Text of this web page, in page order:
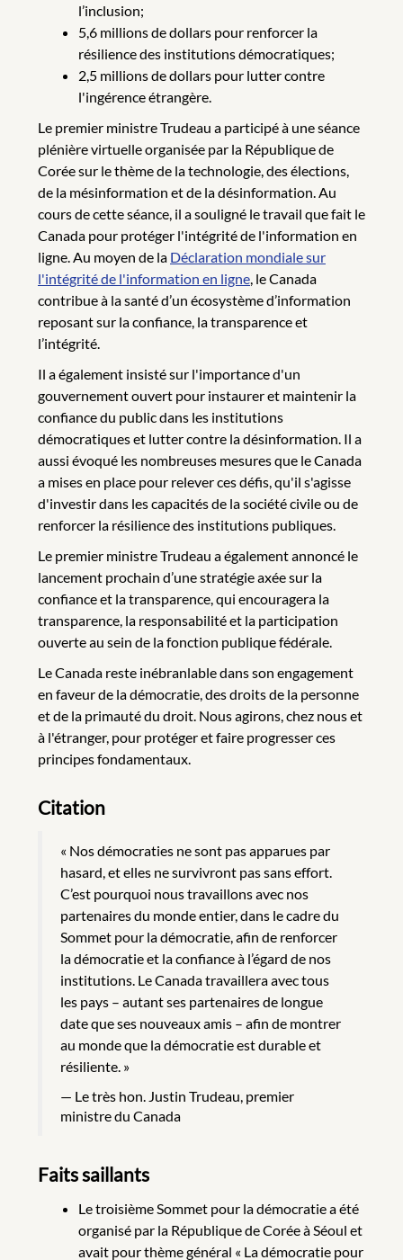
l’inclusion;
5,6 millions de dollars pour renforcer la
résilience des institutions démocratiques;
2,5 millions de dollars pour lutter contre
l'ingérence étrangère.
Le premier ministre Trudeau a participé à une séance
plénière virtuelle organisée par la République de
Corée sur le thème de la technologie, des élections,
de la mésinformation et de la désinformation. Au
cours de cette séance, il a souligné le travail que fait le
Canada pour protéger l'intégrité de l'information en
ligne. Au moyen de la Déclaration mondiale sur
l'intégrité de l'information en ligne , le Canada
contribue à la santé d’un écosystème d’information
reposant sur la confiance, la transparence et
l’intégrité.
Il a également insisté sur l'importance d'un
gouvernement ouvert pour instaurer et maintenir la
confiance du public dans les institutions
démocratiques et lutter contre la désinformation. Il a
aussi évoqué les nombreuses mesures que le Canada
a mises en place pour relever ces défis, qu'il s'agisse
d'investir dans les capacités de la société civile ou de
renforcer la résilience des institutions publiques.
Le premier ministre Trudeau a également annoncé le
lancement prochain d’une stratégie axée sur la
confiance et la transparence, qui encouragera la
transparence, la responsabilité et la participation
ouverte au sein de la fonction publique fédérale.
Le Canada reste inébranlable dans son engagement
en faveur de la démocratie, des droits de la personne
et de la primauté du droit. Nous agirons, chez nous et
à l'étranger, pour protéger et faire progresser ces
principes fondamentaux.
Citation
« Nos démocraties ne sont pas apparues par
hasard, et elles ne survivront pas sans effort.
C’est pourquoi nous travaillons avec nos
partenaires du monde entier, dans le cadre du
Sommet pour la démocratie, afin de renforcer
la démocratie et la confiance à l’égard de nos
institutions. Le Canada travaillera avec tous
les pays – autant ses partenaires de longue
date que ses nouveaux amis – afin de montrer
au monde que la démocratie est durable et
résiliente. »
Le très hon. Justin Trudeau, premier
ministre du Canada
Faits saillants
Le troisième Sommet pour la démocratie a été
organisé par la République de Corée à Séoul et
avait pour thème général « La démocratie pour